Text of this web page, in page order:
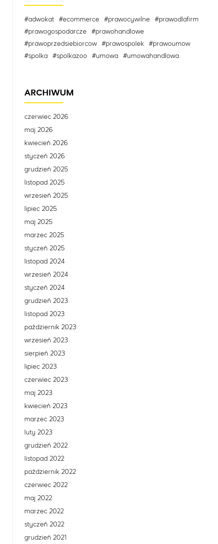
#adwokat #ecommerce #prawocywilne
#prawodlafirm
#prawogospodarcze
#prawohandlowe
#prawoprzedsiebiorcow
#prawospolek
#prawoumow
#spolka
#spolkazoo #umowa #umowahandlowa
ARCHIWUM
czerwiec 2026
maj 2026
kwiecień 2026
styczeń 2026
grudzień 2025
listopad 2025
wrzesień 2025
lipiec 2025
maj 2025
marzec 2025
styczeń 2025
listopad 2024
wrzesień 2024
styczeń 2024
grudzień 2023
listopad 2023
październik 2023
wrzesień 2023
sierpień 2023
lipiec 2023
czerwiec 2023
maj 2023
kwiecień 2023
marzec 2023
luty 2023
grudzień 2022
listopad 2022
październik 2022
czerwiec 2022
maj 2022
marzec 2022
styczeń 2022
grudzień 2021